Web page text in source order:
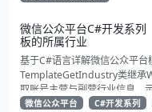
微信公众平台C#开发系列
板的所属行业
基于C#语言详解微信公众平
TemplateGetIndustry类继承
取账号主营与副营行业信息。
与second_class数据，为开发
微信公众平台 C#开发系列